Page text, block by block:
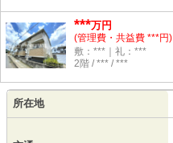
***万円
(管理費・共益費 ***円)
敷：***｜礼：***
2階 / *** / ***
所在地